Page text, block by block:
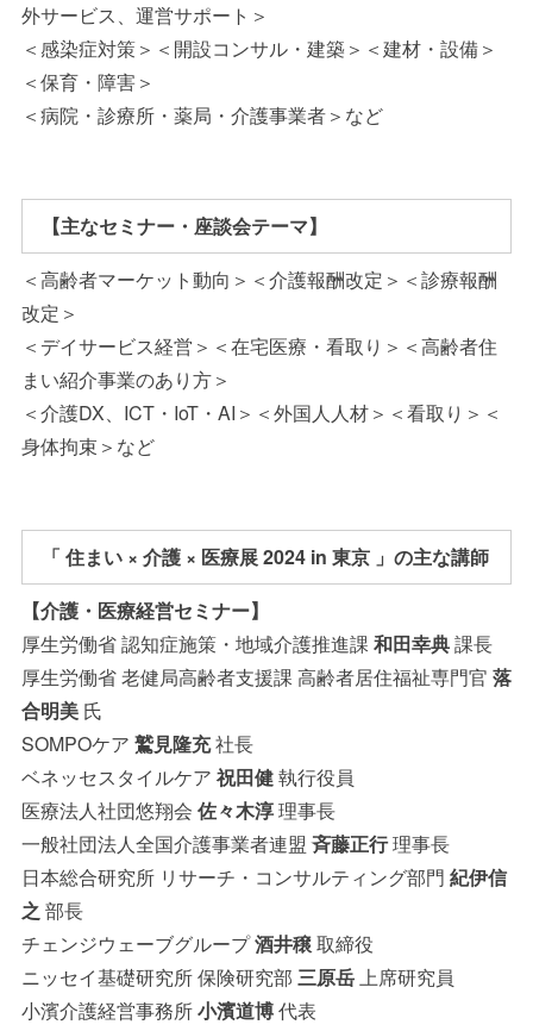
外サービス、運営サポート＞
＜感染症対策＞＜開設コンサル・建築＞＜建材・設備＞
＜保育・障害＞
＜病院・診療所・薬局・介護事業者＞など
【主なセミナー・座談会テーマ】
＜高齢者マーケット動向＞＜介護報酬改定＞＜診療報酬
改定＞
＜デイサービス経営＞＜在宅医療・看取り＞＜高齢者住
まい紹介事業のあり方＞
＜介護DX、ICT・IoT・AI＞＜外国人人材＞＜看取り＞＜
身体拘束＞など
「 住まい × 介護 × 医療展 2024 in 東京 」の主な講師
【介護・医療経営セミナー】
厚生労働省 認知症施策・地域介護推進課 和田幸典課長
厚生労働省 老健局高齢者支援課 高齢者居住福祉専門官 落
合明美 氏
SOMPOケア 鷲見隆充社長
ベネッセスタイルケア 祝田健執行役員
医療法人社団悠翔会 佐々木淳理事長
一般社団法人全国介護事業者連盟斉藤正行理事長
日本総合研究所 リサーチ・コンサルティング部門 紀伊信
之 部長
チェンジウェーブグループ酒井穣取締役
ニッセイ基礎研究所 保険研究部 三原岳上席研究員
小濱介護経営事務所小濱道博代表